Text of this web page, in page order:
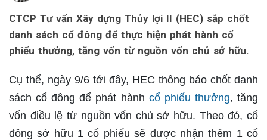
CTCP Tư vấn Xây dựng Thủy lợi II (HEC) sắp chốt
danh sách cổ đông để thực hiện phát hành cổ
phiếu thưởng, tăng vốn từ nguồn vốn chủ sở hữu.
Cụ thể, ngày 9/6 tới đây, HEC thông báo chốt danh
sách cổ đông để phát hành cổ phiếu thưởng, tăng
vốn điều lệ từ nguồn vốn chủ sở hữu. Theo đó, cổ
đông sở hữu 1 cổ phiếu sẽ được nhận thêm 1 cổ